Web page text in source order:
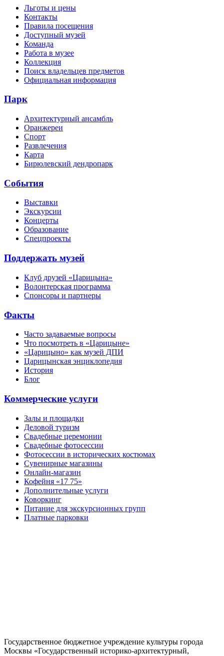
Льготы и цены
Контакты
Правила посещения
Доступный музей
Команда
Работа в музее
Коллекция
Поиск владельцев предметов
Официальная информация
Парк
Архитектурный ансамбль
Оранжереи
Спорт
Развлечения
Карта
Бирюлевский дендропарк
События
Выставки
Экскурсии
Концерты
Образование
Спецпроекты
Поддержать музей
Клуб друзей «Царицына»
Волонтерская программа
Спонсоры и партнеры
Факты
Часто задаваемые вопросы
Что посмотреть в «Царицыне»
«Царицыно» как музей ДПИ
Царицынская энциклопедия
История
Блог
Коммерческие услуги
Залы и площадки
Деловой туризм
Свадебные церемонии
Свадебные фотосессии
Фотосессии в исторических костюмах
Сувенирные магазины
Онлайн-магазин
Кофейня «17 75»
Дополнительные услуги
Коворкинг
Питание для экскурсионных групп
Платные парковки
Государственное бюджетное учреждение культуры города
Москвы «Государственный историко-архитектурный,